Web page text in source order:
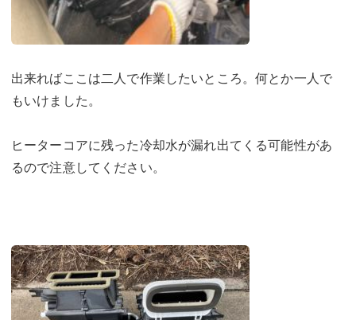
出来ればここは二人で作業したいところ。何とか一人で
もいけました。
ヒーターコアに残った冷却水が漏れ出てくる可能性があ
るので注意してください。